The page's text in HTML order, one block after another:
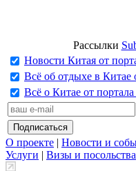
Рассылки
Новости Китая от
Всё об отдыхе в Китае
Всё о Китае от
О проекте | Новости и
Услуги | Визы и посольства